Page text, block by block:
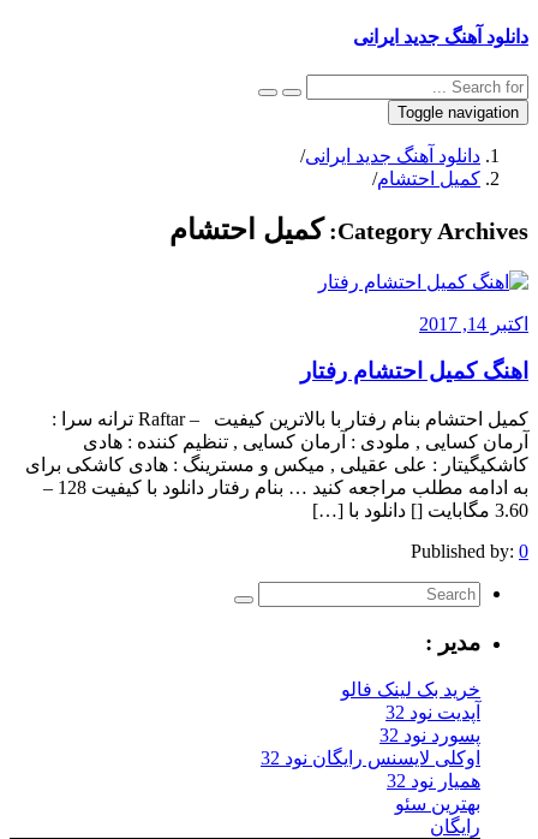
دانلود آهنگ جدید ایرانی
Toggle navigation
دانلود آهنگ جدید ایرانی/
کمیل احتشام/
Category Archives: کمیل احتشام
اکتبر 14, 2017
اهنگ کمیل احتشام رفتار
کمیل احتشام بنام رفتار با بالاترین کیفیت – Raftar ترانه سرا :
آرمان کسایی , ملودی : آرمان کسایی , تنظیم کننده : هادی
کاشکیگیتار : علی عقیلی , میکس و مسترینگ : هادی کاشکی برای
به ادامه مطلب مراجعه کنید … بنام رفتار دانلود با کیفیت 128 –
3.60 مگابایت [] دانلود با […]
Published by: 0
مدیر :
خرید بک لینک فالو
آپدیت نود 32
پسورد نود 32
اوکلی لایسنس رایگان نود 32
همیار نود 32
بهترین سئو
رایگان